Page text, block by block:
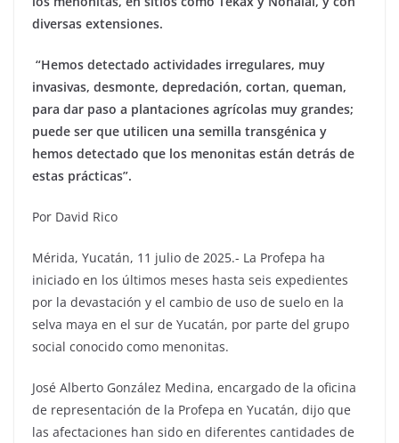
diversas extensiones.
“Hemos detectado actividades irregulares, muy
invasivas, desmonte, depredación, cortan, queman,
para dar paso a plantaciones agrícolas muy grandes;
puede ser que utilicen una semilla transgénica y
hemos detectado que los menonitas están detrás de
estas prácticas”.
Por David Rico
Mérida, Yucatán, 11 julio de 2025.- La Profepa ha
iniciado en los últimos meses hasta seis expedientes
por la devastación y el cambio de uso de suelo en la
selva maya en el sur de Yucatán, por parte del grupo
social conocido como menonitas.
José Alberto González Medina, encargado de la oficina
de representación de la Profepa en Yucatán, dijo que
las afectaciones han sido en diferentes cantidades de